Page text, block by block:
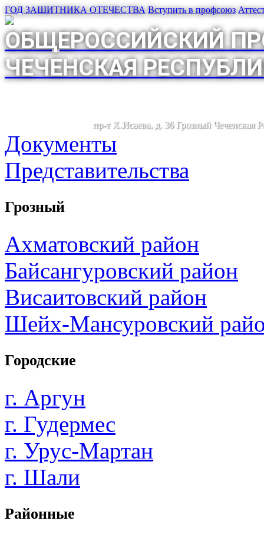
ГОД ЗАЩИТНИКА ОТЕЧЕСТВА Вступить в профсоюз
ОБЩЕРОССИЙСКИЙ
ЧЕЧЕНСКАЯ
пр-т Х.Исаева, д. 36 Грозный Чеченская
Документы
Представительства
Грозный
Ахматовский район
Байсангуровский район
Висаитовский район
Шейх-Мансуровский
Городские
г. Аргун
г. Гудермес
г. Урус-Мартан
г. Шали
Районные